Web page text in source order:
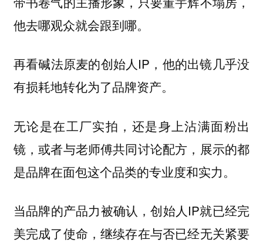
他去哪观众就会跟到哪。
再看碱法原麦的创始人IP， 他的出镜几乎没
有损耗地转化为了品牌资产。
无论是在工厂实拍，还是身上沾满面粉出
镜，或者与老师傅共同讨论配方， 展示的都
是品牌在面包这个品类的专业度和实力。
当品牌的产品力被确认，创始人IP就已经完
美完成了使命，继续存在与否已经无关紧要